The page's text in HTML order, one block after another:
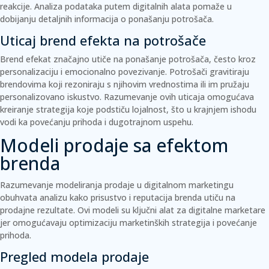
reakcije. Analiza podataka putem digitalnih alata pomaže u
dobijanju detaljnih informacija o ponašanju potrošača.
Uticaj brend efekta na potrošače
Brend efekat značajno utiče na ponašanje potrošača, često kroz
personalizaciju i emocionalno povezivanje. Potrošači gravitiraju
brendovima koji rezoniraju s njihovim vrednostima ili im pružaju
personalizovano iskustvo. Razumevanje ovih uticaja omogućava
kreiranje strategija koje podstiču lojalnost, što u krajnjem ishodu
vodi ka povećanju prihoda i dugotrajnom uspehu.
Modeli prodaje sa efektom
brenda
Razumevanje modeliranja prodaje u digitalnom marketingu
obuhvata analizu kako prisustvo i reputacija brenda utiču na
prodajne rezultate. Ovi modeli su ključni alat za digitalne marketare
jer omogućavaju optimizaciju marketinških strategija i povećanje
prihoda.
Pregled modela prodaje